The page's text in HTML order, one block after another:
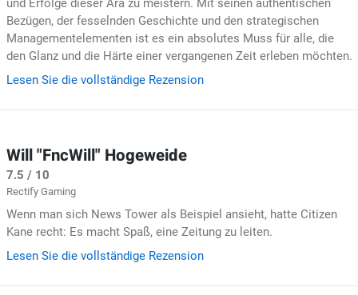
und Erfolge dieser Ära zu meistern. Mit seinen authentischen
Bezügen, der fesselnden Geschichte und den strategischen
Managementelementen ist es ein absolutes Muss für alle, die
den Glanz und die Härte einer vergangenen Zeit erleben möchten.
Lesen Sie die vollständige Rezension
Will "FncWill" Hogeweide
7.5 / 10
Rectify Gaming
Wenn man sich News Tower als Beispiel ansieht, hatte Citizen
Kane recht: Es macht Spaß, eine Zeitung zu leiten.
Lesen Sie die vollständige Rezension